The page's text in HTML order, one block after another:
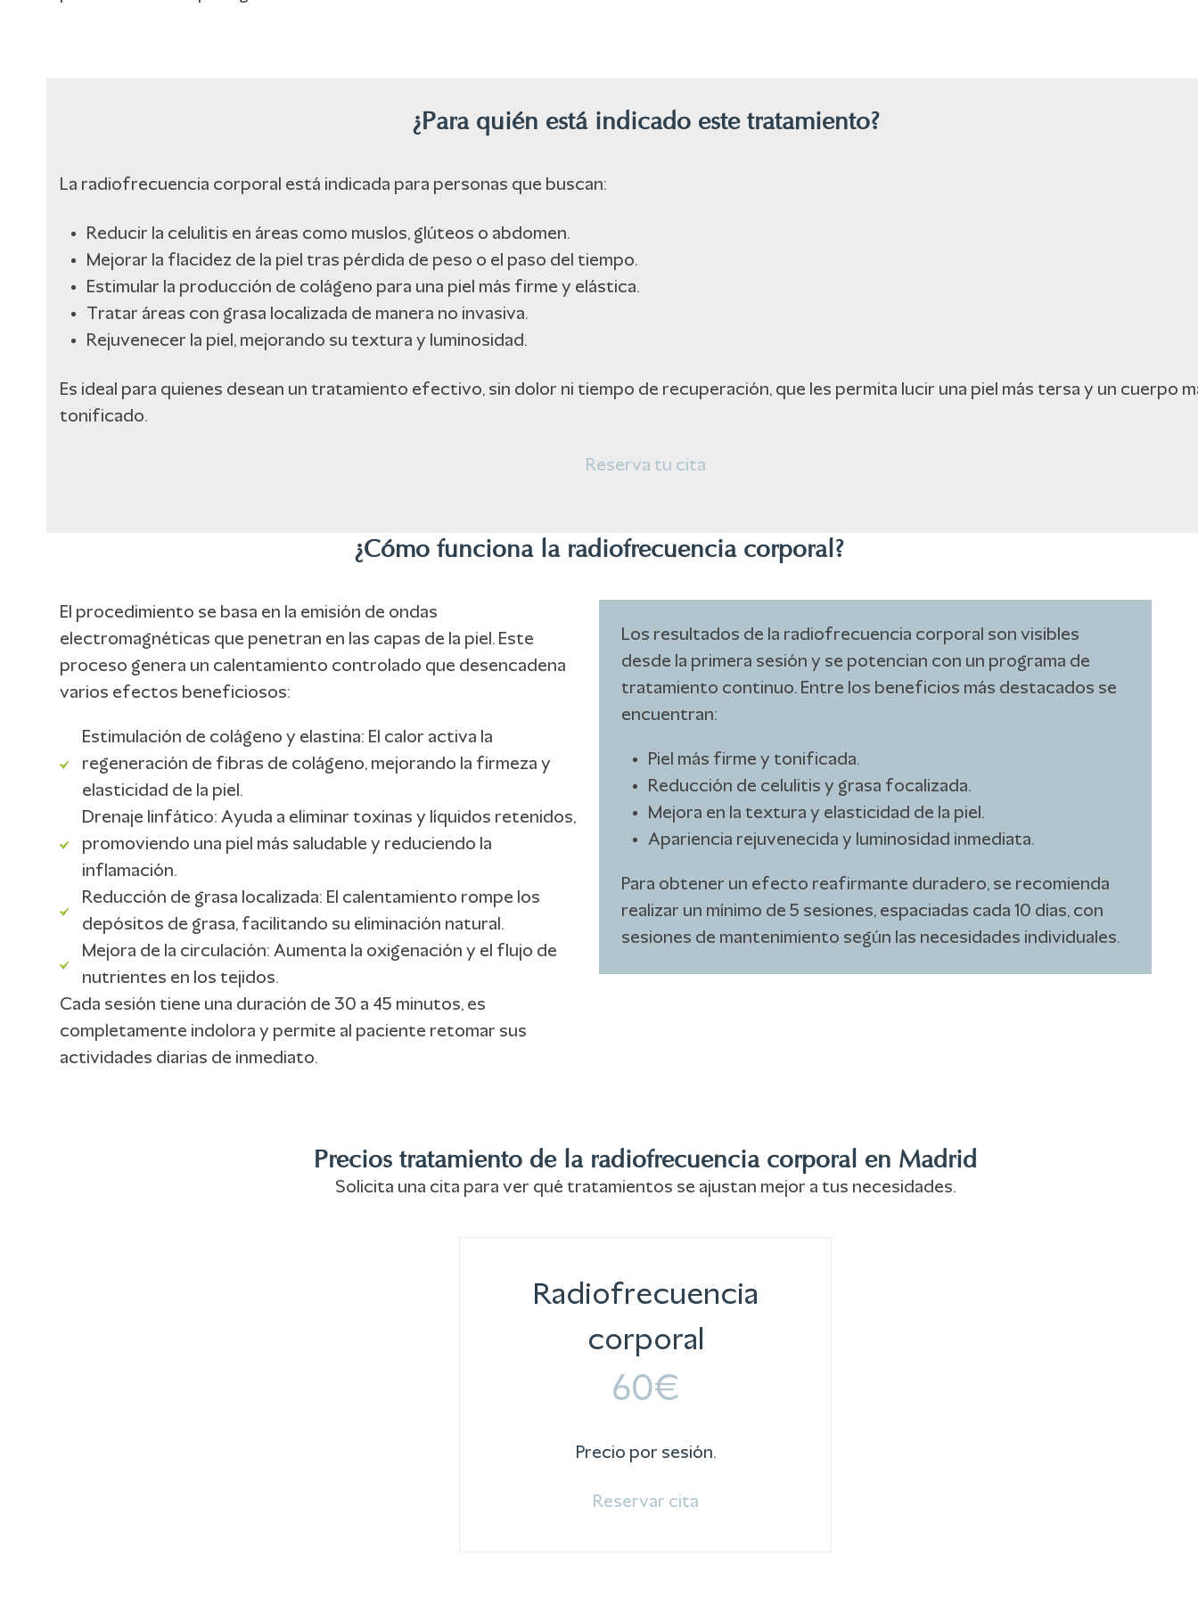
¿Para quién está indicado este tratamiento?
La radiofrecuencia corporal está indicada para personas que buscan:
Reducir la celulitis en áreas como muslos, glúteos o abdomen.
Mejorar la flacidez de la piel tras pérdida de peso o el paso del tiempo.
Estimular la producción de colágeno para una piel más firme y elástica.
Tratar áreas con grasa localizada de manera no invasiva.
Rejuvenecer la piel, mejorando su textura y luminosidad.
Es ideal para quienes desean un tratamiento efectivo, sin dolor ni tiempo de recuperación, que les permita lucir una piel más tersa y un cuerpo
tonificado.
Reserva tu cita
¿Cómo funciona la radiofrecuencia corporal?
El procedimiento se basa en la emisión de ondas
electromagnéticas que penetran en las capas de la piel. Este
proceso genera un calentamiento controlado que desencadena
varios efectos beneficiosos:
Estimulación de colágeno y elastina: El calor activa la
regeneración de fibras de colágeno, mejorando la firmeza y
elasticidad de la piel.
Drenaje linfático: Ayuda a eliminar toxinas y líquidos retenidos,
promoviendo una piel más saludable y reduciendo la
inflamación.
Reducción de grasa localizada: El calentamiento rompe los
depósitos de grasa, facilitando su eliminación natural.
Mejora de la circulación: Aumenta la oxigenación y el flujo de
nutrientes en los tejidos.
Cada sesión tiene una duración de 30 a 45 minutos, es
completamente indolora y permite al paciente retomar sus
actividades diarias de inmediato.
Los resultados de la radiofrecuencia corporal son visibles
desde la primera sesión y se potencian con un programa de
tratamiento continuo. Entre los beneficios más destacados se
encuentran:
Piel más firme y tonificada.
Reducción de celulitis y grasa focalizada.
Mejora en la textura y elasticidad de la piel.
Apariencia rejuvenecida y luminosidad inmediata.
Para obtener un efecto reafirmante duradero, se recomienda
realizar un mínimo de 5 sesiones, espaciadas cada 10 días, con
sesiones de mantenimiento según las necesidades individuales.
Precios tratamiento de la radiofrecuencia corporal en Madrid
Solicita una cita para ver qué tratamientos se ajustan mejor a tus necesidades.
Radiofrecuencia
corporal
60€
Precio por sesión.
Reservar cita